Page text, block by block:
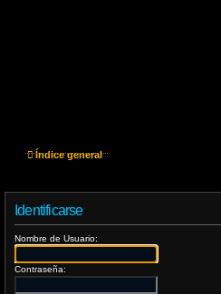
Índice general
Identificarse
Nombre de Usuario:
Contraseña: